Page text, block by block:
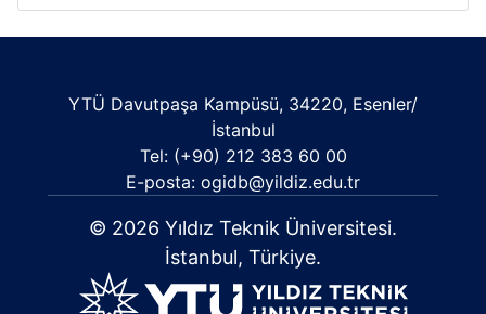
YTÜ Davutpaşa Kampüsü, 34220, Esenler/
İstanbul
Tel: (+90) 212 383 60 00
E-posta: ogidb@yildiz.edu.tr
© 2026 Yıldız Teknik Üniversitesi.
İstanbul, Türkiye.